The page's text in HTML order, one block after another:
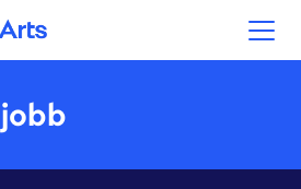
Arts